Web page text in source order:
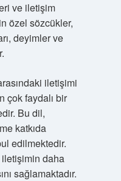
ve iletişim
özel sözcükler,
deyimler ve
iletişimi
çok faydalı bir
Bu dil,
katkıda
edilmektedir.
iletişimin daha
sağlamaktadır.